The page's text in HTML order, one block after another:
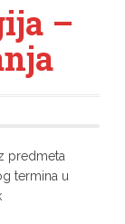
–
predmeta
termina u